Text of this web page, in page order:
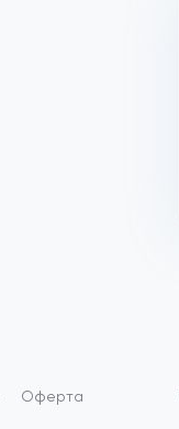
Оферта